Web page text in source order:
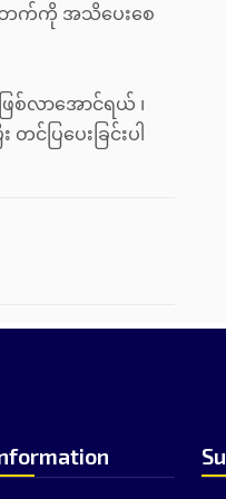
ဘက်ကို အသိပေးစေ
ြစ်လာအောင်ရယ် ၊
ပြပေးခြင်းပါ